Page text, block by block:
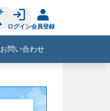
ログイン会員登録
お問い合わせ